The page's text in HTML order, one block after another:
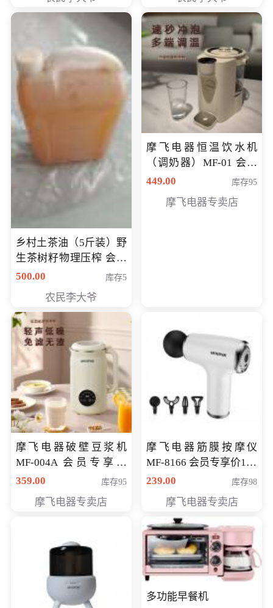
乡村土茶油（5斤装）野
生茶树籽物理压榨 会员
专享价400元
500.00 库存5
农民李大爷
摩飞电器恒温饮水机
（调奶器）MF-01 会员
专享价366元
449.00 库存95
摩飞电器专卖店
摩飞电器破壁豆浆机
MF-004A 会员专享价
168元
359.00 库存95
摩飞电器专卖店
摩飞电器筋膜按摩仪
MF-8166 会员专享价168
元
239.00 库存98
摩飞电器专卖店
多功能早餐机